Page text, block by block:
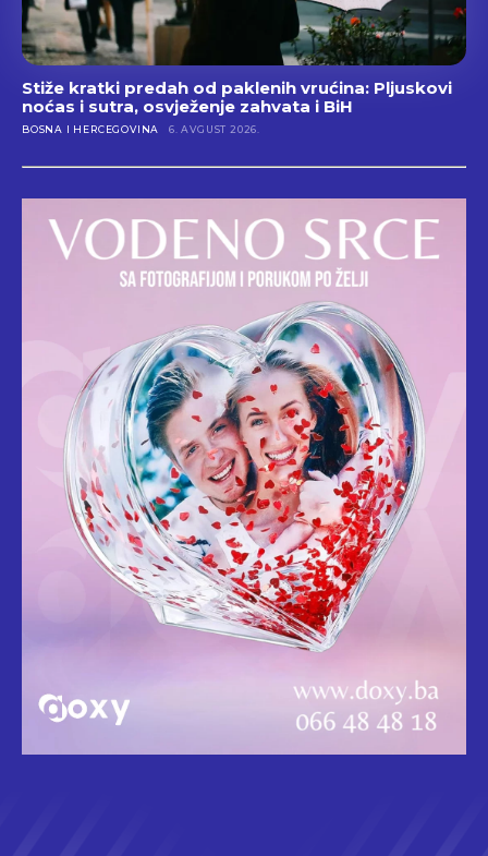
Stiže kratki predah od paklenih vrućina: Pljuskovi
noćas i sutra, osvježenje zahvata i BiH
BOSNA I HERCEGOVINA 6. AVGUST 2026.